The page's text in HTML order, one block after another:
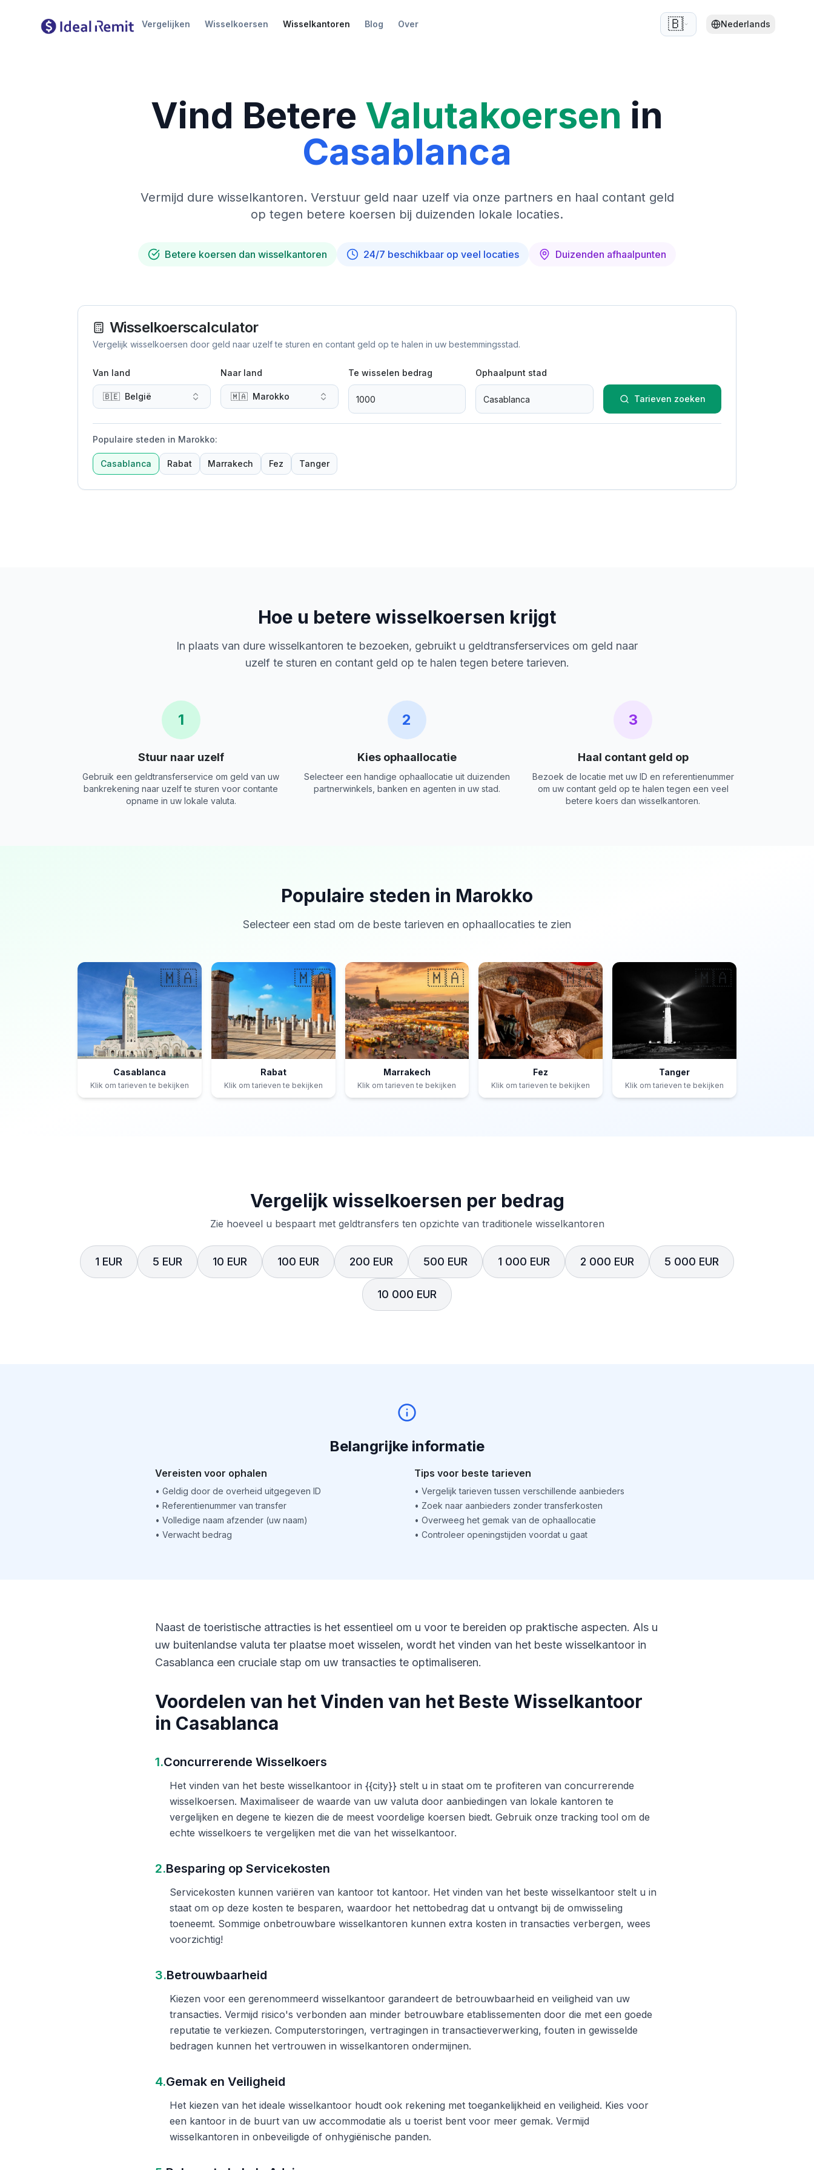
Vergelijken Wisselkoersen Wisselkantoren Blog Over 🇧🇪 Nederlands
Vind Betere Valutakoersen in
Casablanca
Vermijd dure wisselkantoren. Verstuur geld naar uzelf via onze partners en haal contant geld
op tegen betere koersen bij duizenden lokale locaties.
Betere koersen dan wisselkantoren 24/7 beschikbaar op veel locaties Duizenden afhaalpunten
Wisselkoerscalculator
Vergelijk wisselkoersen door geld naar uzelf te sturen en contant geld op te halen in uw bestemmingsstad.
Van land
🇧🇪 België
Naar land
🇲🇦 Marokko
Te wisselen bedrag Ophaalpunt stad
Tarieven zoeken
Populaire steden in Marokko:
Casablanca Rabat Marrakech Fez Tanger
Hoe u betere wisselkoersen krijgt
In plaats van dure wisselkantoren te bezoeken, gebruikt u geldtransferservices om geld naar
uzelf te sturen en contant geld op te halen tegen betere tarieven.
1
Stuur naar uzelf
Gebruik een geldtransferservice om geld van uw
bankrekening naar uzelf te sturen voor contante
opname in uw lokale valuta.
2
Kies ophaallocatie
Selecteer een handige ophaallocatie uit duizenden
partnerwinkels, banken en agenten in uw stad.
3
Haal contant geld op
Bezoek de locatie met uw ID en referentienummer
om uw contant geld op te halen tegen een veel
betere koers dan wisselkantoren.
Populaire steden in Marokko
Selecteer een stad om de beste tarieven en ophaallocaties te zien
🇲🇦
Casablanca
Klik om tarieven te bekijken
🇲🇦
Rabat
Klik om tarieven te bekijken
🇲🇦
Marrakech
Klik om tarieven te bekijken
🇲🇦
Fez
Klik om tarieven te bekijken
🇲🇦
Tanger
Klik om tarieven te bekijken
Vergelijk wisselkoersen per bedrag
Zie hoeveel u bespaart met geldtransfers ten opzichte van traditionele wisselkantoren
1 EUR 5 EUR 10 EUR 100 EUR 200 EUR 500 EUR 1 000 EUR 2 000 EUR 5 000 EUR
10 000 EUR
Belangrijke informatie
Vereisten voor ophalen
• Geldig door de overheid uitgegeven ID
• Referentienummer van transfer
• Volledige naam afzender (uw naam)
• Verwacht bedrag
Tips voor beste tarieven
• Vergelijk tarieven tussen verschillende aanbieders
• Zoek naar aanbieders zonder transferkosten
• Overweeg het gemak van de ophaallocatie
• Controleer openingstijden voordat u gaat
Naast de toeristische attracties is het essentieel om u voor te bereiden op praktische aspecten. Als u
uw buitenlandse valuta ter plaatse moet wisselen, wordt het vinden van het beste wisselkantoor in
Casablanca een cruciale stap om uw transacties te optimaliseren.
Voordelen van het Vinden van het Beste Wisselkantoor
in Casablanca
1.Concurrerende Wisselkoers
Het vinden van het beste wisselkantoor in {{city}} stelt u in staat om te profiteren van concurrerende
wisselkoersen. Maximaliseer de waarde van uw valuta door aanbiedingen van lokale kantoren te
vergelijken en degene te kiezen die de meest voordelige koersen biedt. Gebruik onze tracking tool om de
echte wisselkoers te vergelijken met die van het wisselkantoor.
2.Besparing op Servicekosten
Servicekosten kunnen variëren van kantoor tot kantoor. Het vinden van het beste wisselkantoor stelt u in
staat om op deze kosten te besparen, waardoor het nettobedrag dat u ontvangt bij de omwisseling
toeneemt. Sommige onbetrouwbare wisselkantoren kunnen extra kosten in transacties verbergen, wees
voorzichtig!
3.Betrouwbaarheid
Kiezen voor een gerenommeerd wisselkantoor garandeert de betrouwbaarheid en veiligheid van uw
transacties. Vermijd risico's verbonden aan minder betrouwbare etablissementen door die met een goede
reputatie te verkiezen. Computerstoringen, vertragingen in transactieverwerking, fouten in gewisselde
bedragen kunnen het vertrouwen in wisselkantoren ondermijnen.
4.Gemak en Veiligheid
Het kiezen van het ideale wisselkantoor houdt ook rekening met toegankelijkheid en veiligheid. Kies voor
een kantoor in de buurt van uw accommodatie als u toerist bent voor meer gemak. Vermijd
wisselkantoren in onbeveiligde of onhygiënische panden.